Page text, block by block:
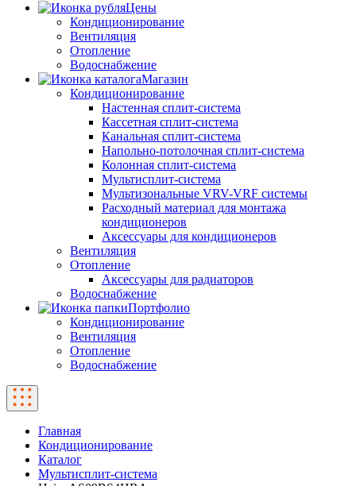
Цены
Кондиционирование
Вентиляция
Отопление
Водоснабжение
Магазин
Кондиционирование
Настенная сплит-система
Кассетная сплит-система
Канальная сплит-система
Напольно-потолочная сплит-система
Колонная сплит-система
Мультисплит-система
Мультизональные VRV-VRF системы
Расходный материал для монтажа
кондиционеров
Аксессуары для кондиционеров
Вентиляция
Отопление
Аксессуары для радиаторов
Водоснабжение
Портфолио
Кондиционирование
Вентиляция
Отопление
Водоснабжение
Главная
Кондиционирование
Каталог
Мультисплит-система